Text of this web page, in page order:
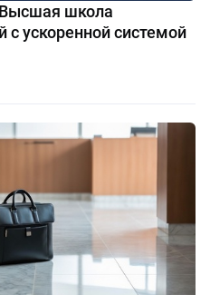
школа
с ускоренной системой